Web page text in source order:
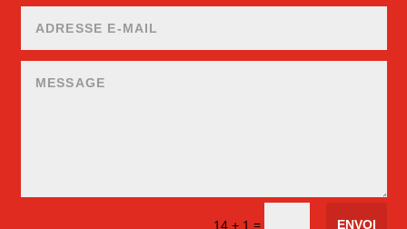
14 + 1 = ENVOI